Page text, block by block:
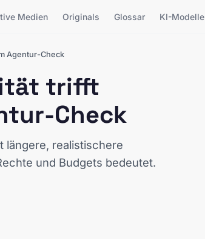
Medien Originals Glossar KI-Modelle
Agentur-Check
trifft
Check
längere, realistischere
und Budgets bedeutet.